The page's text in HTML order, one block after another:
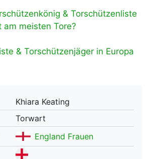
& Torschützenliste
am meisten Tore?
& Torschützenjäger in Europa
Khiara Keating
Torwart
England Frauen